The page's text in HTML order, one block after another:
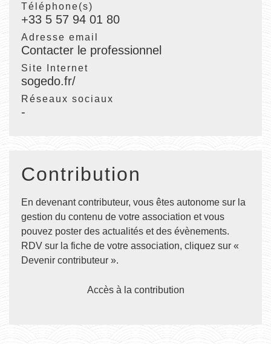
Téléphone(s)
+33 5 57 94 01 80
Adresse email
Contacter le professionnel
Site Internet
sogedo.fr/
Réseaux sociaux
-
Contribution
En devenant contributeur, vous êtes autonome sur la
gestion du contenu de votre association et vous
pouvez poster des actualités et des évènements.
RDV sur la fiche de votre association, cliquez sur «
Devenir contributeur ».
Accès à la contribution